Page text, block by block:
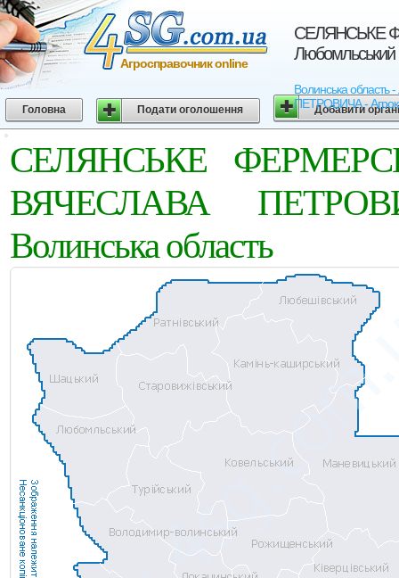
СЕЛЯНСЬКЕ
Любомльський
Волинська
ПЕТРОВИЧА -
Агросправочник online
Головна Подати оголошення Добавити
СЕЛЯНСЬКЕ
ВЯЧЕСЛАВА
Волинська область